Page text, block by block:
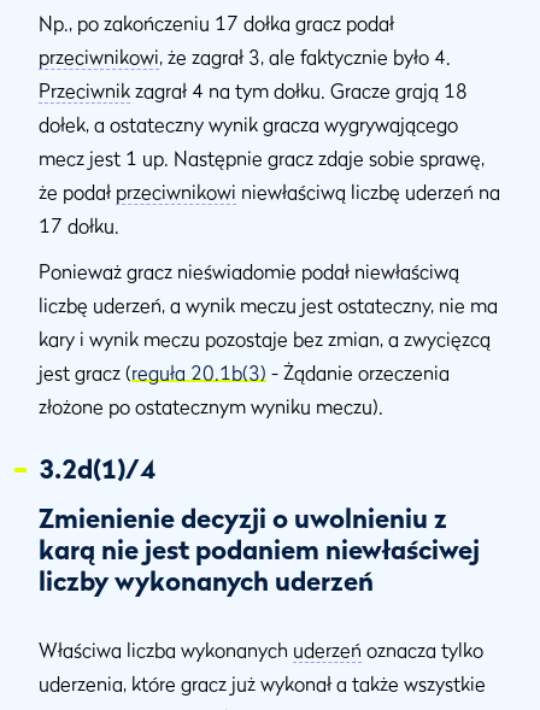
Np., po zakończeniu 17 dołka gracz podał
przeciwnikowi, że zagrał 3, ale faktycznie było 4.
Przeciwnik zagrał 4 na tym dołku. Gracze grają 18
dołek, a ostateczny wynik gracza wygrywającego
mecz jest 1 up. Następnie gracz zdaje sobie sprawę,
że podał przeciwnikowi niewłaściwą liczbę uderzeń na
17 dołku.
Ponieważ gracz nieświadomie podał niewłaściwą
liczbę uderzeń, a wynik meczu jest ostateczny, nie ma
kary i wynik meczu pozostaje bez zmian, a zwycięzcą
jest gracz (reguła 20.1b(3) - Żądanie orzeczenia
złożone po ostatecznym wyniku meczu).
3.2d(1)/4
Zmienienie decyzji o uwolnieniu z
karą nie jest podaniem niewłaściwej
liczby wykonanych uderzeń
Właściwa liczba wykonanych uderzeń oznacza tylko
uderzenia, które gracz już wykonał a także wszystkie